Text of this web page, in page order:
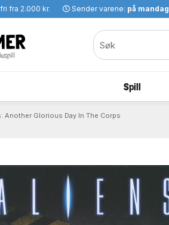
fra 2.000 kr. Sender varene: på mandag
Spill
Another Glorious Day In The Corps